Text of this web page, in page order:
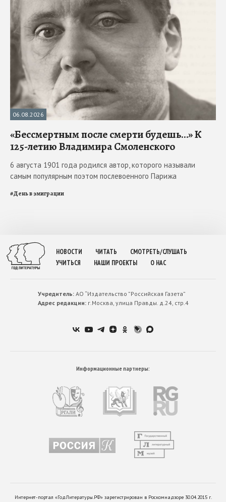
06.08.2026
«Бессмертным после смерти будешь…» К
125-летию Владимира Смоленского
6 августа 1901 года родился автор, которого называли
самым популярным поэтом послевоенного Парижа
#День в эмиграции
НОВОСТИ ЧИТАТЬ
СМОТРЕТЬ/СЛУШАТЬ
УЧИТЬСЯ
НАШИ ПРОЕКТЫ О НАС
Учредитель:АО “Издательство ”Российская Газета”
Адрес редакции:г.Москва, улица Правды. д.24, стр.4
Информационные партнеры:
Интернет-портал «ГодЛитературы.РФ» зарегистрирован в Роскомнадзоре 30.04.2015 г.